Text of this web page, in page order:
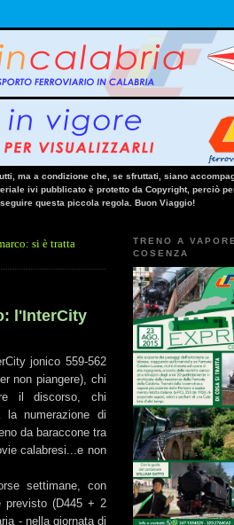
ma a condizione che, se sfruttati, siano
ivi pubblicato è protetto da Copyright, perciò
questa piccola regola. Buon Viaggio!
della simulazione di criticità,
l'InterCity
jonico 559-562
non piangere), chi
il discorso, chi
la numerazione di
da baraccone tra
calabresi...e non
settimane, con
previsto (D445 + 2
- nella giornata di
TRENO A
COSENZA